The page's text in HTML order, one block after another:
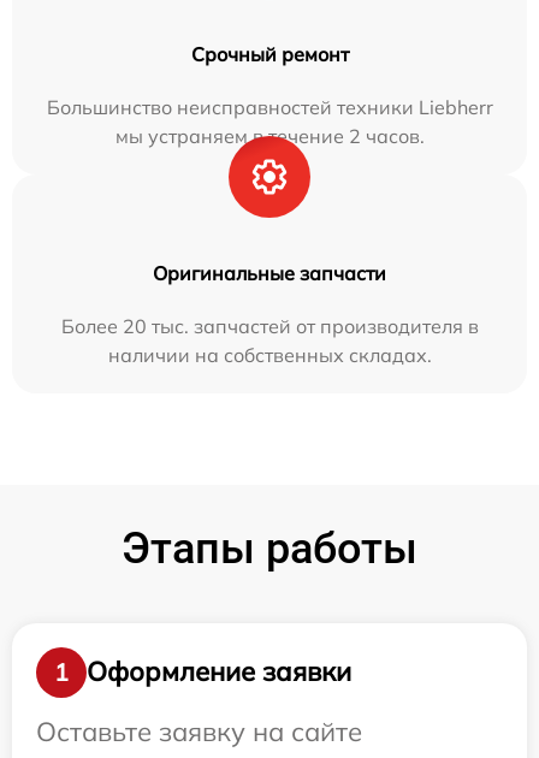
Срочный ремонт
Большинство неисправностей техники Liebherr
мы устраняем в течение 2 часов.
Оригинальные запчасти
Более 20 тыс. запчастей от производителя в
наличии на собственных складах.
Этапы работы
1
Оформление заявки
Оставьте заявку на сайте